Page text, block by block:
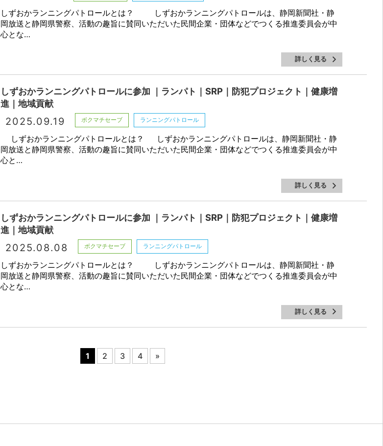
しずおかランニングパトロールとは？ しずおかランニングパトロールは、静岡新聞社・静
岡放送と静岡県警察、活動の趣旨に賛同いただいた民間企業・団体などでつくる推進委員会が中
心とな…
詳しく見る
しずおかランニングパトロールに参加 ｜ランパト｜SRP｜防犯プロジェクト｜健康増
進｜地域貢献
2025.09.19 ボクマチセーブ ランニングパトロール
しずおかランニングパトロールとは？ しずおかランニングパトロールは、静岡新聞社・静
岡放送と静岡県警察、活動の趣旨に賛同いただいた民間企業・団体などでつくる推進委員会が中
心と…
詳しく見る
しずおかランニングパトロールに参加 ｜ランパト｜SRP｜防犯プロジェクト｜健康増
進｜地域貢献
2025.08.08 ボクマチセーブ ランニングパトロール
しずおかランニングパトロールとは？ しずおかランニングパトロールは、静岡新聞社・静
岡放送と静岡県警察、活動の趣旨に賛同いただいた民間企業・団体などでつくる推進委員会が中
心とな…
詳しく見る
1 2 3 4 »